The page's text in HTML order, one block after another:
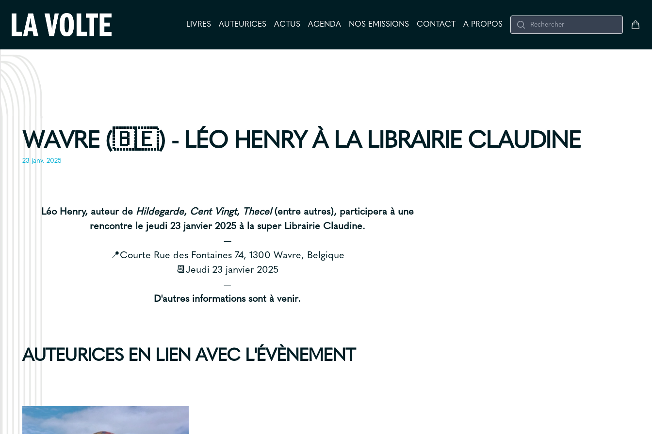
LIVRES AUTEURICES ACTUS AGENDA NOS EMISSIONS CONTACT A PROPOS Search
NOS EMISSIONS
WAVRE (🇧🇪) - LÉO HENRY À LA LIBRAIRIE CLAUDINE
23 janv. 2025
Léo Henry, auteur de Hildegarde, Cent Vingt, Thecel (entre autres), participera à une
rencontre le jeudi 23 janvier 2025 à la super Librairie Claudine.
—
📍Courte Rue des Fontaines 74, 1300 Wavre, Belgique
📆Jeudi 23 janvier 2025
—
D'autres informations sont à venir.
AUTEURICES EN LIEN AVEC L'ÉVÈNEMENT